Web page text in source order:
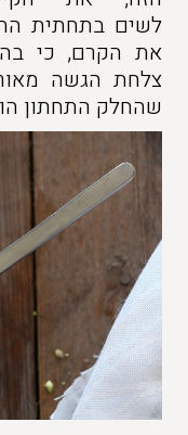
לשים בתחתית
את הקרם, כי
צלחת הגשה
שהחלק התחתון